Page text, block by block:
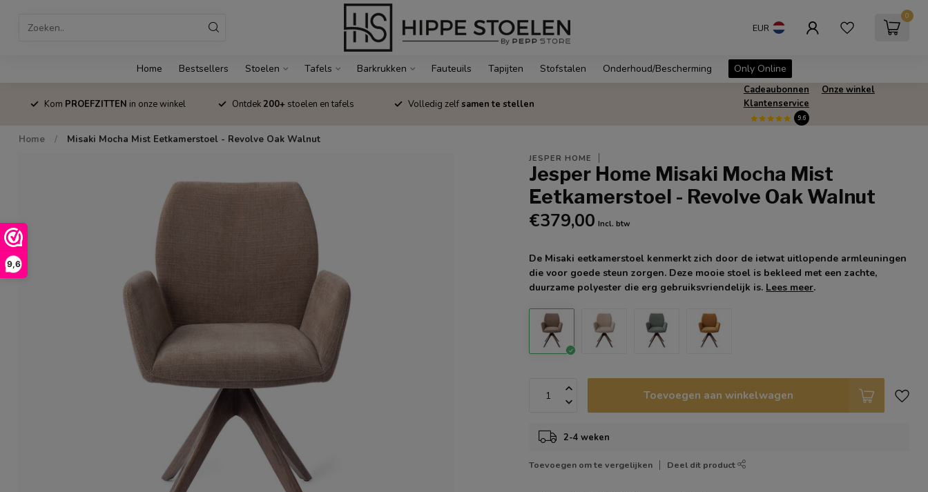
9,6
EUR
0
Home Bestsellers Stoelen Tafels Barkrukken Fauteuils Tapijten Stofstalen Onderhoud/Bescherming Only Online
Kom PROEFZITTEN in onze winkel Ontdek200+ stoelen en tafels Volledig zelfsamen te stellen
Cadeaubonnen
Onze winkel
Klantenservice
9.6
Home / Misaki Mocha Mist Eetkamerstoel - Revolve Oak Walnut
JESPER HOME
Jesper Home Misaki Mocha Mist
Eetkamerstoel - Revolve Oak Walnut
€379,00 Incl. btw
De Misaki eetkamerstoel kenmerkt zich door de ietwat uitlopende armleuningen
die voor goede steun zorgen. Deze mooie stoel is bekleed met een zachte,
duurzame polyester die erg gebruiksvriendelijk is. Lees meer.
Toevoegen aan winkelwagen
2-4 weken
Toevoegen om te vergelijken Deel dit product